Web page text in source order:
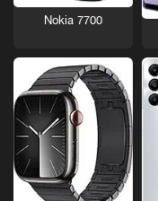
Nokia 7700